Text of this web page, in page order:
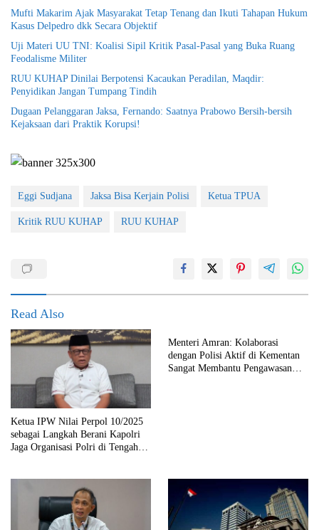
Mufti Makarim Ajak Masyarakat Tetap Tenang dan Ikuti Tahapan Hukum
Kasus Delpedro dkk Secara Objektif
Uji Materi UU TNI: Koalisi Sipil Kritik Pasal-Pasal yang Buka Ruang
Feodalisme Militer
RUU KUHAP Dinilai Berpotensi Kacaukan Peradilan, Maqdir:
Penyidikan Jangan Tumpang Tindih
Dugaan Pelanggaran Jaksa, Fernando: Saatnya Prabowo Bersih-bersih
Kejaksaan dari Praktik Korupsi!
Eggi Sudjana Jaksa Bisa Kerjain Polisi Ketua TPUA
Kritik RUU KUHAP RUU KUHAP
Read Also
Ketua IPW Nilai Perpol 10/2025
sebagai Langkah Berani Kapolri
Jaga Organisasi Polri di Tengah
Menteri Amran: Kolaborasi
dengan Polisi Aktif di Kementan
Sangat Membantu Pengawasan